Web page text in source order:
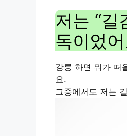
저는 “길
독이었어
강릉 하면 뭐가 떠
요.
그중에서도 저는